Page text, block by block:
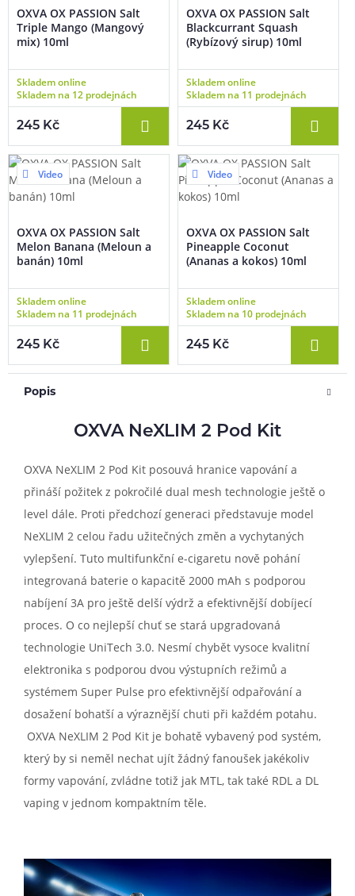
OXVA OX PASSION Salt
Triple Mango (Mangový
mix) 10ml
Skladem online
Skladem na 12 prodejnách
245 Kč
OXVA OX PASSION Salt
Blackcurrant Squash
(Rybízový sirup) 10ml
Skladem online
Skladem na 11 prodejnách
245 Kč
Video
OXVA OX PASSION Salt
Melon Banana (Meloun a
banán) 10ml
Skladem online
Skladem na 11 prodejnách
245 Kč
Video
OXVA OX PASSION Salt
Pineapple Coconut
(Ananas a kokos) 10ml
Skladem online
Skladem na 10 prodejnách
245 Kč
Popis
OXVA NeXLIM 2 Pod Kit
OXVA NeXLIM 2 Pod Kit posouvá hranice vapování a
přináší požitek z pokročilé dual mesh technologie ještě o
level dále. Proti předchozí generaci představuje model
NeXLIM 2 celou řadu užitečných změn a vychytaných
vylepšení. Tuto multifunkční e-cigaretu nově pohání
integrovaná baterie o kapacitě 2000 mAh s podporou
nabíjení 3A pro ještě delší výdrž a efektivnější dobíjecí
proces. O co nejlepší chuť se stará upgradovaná
technologie UniTech 3.0. Nesmí chybět vysoce kvalitní
elektronika s podporou dvou výstupních režimů a
systémem Super Pulse pro efektivnější odpařování a
dosažení bohatší a výraznější chuti při každém potahu.
OXVA NeXLIM 2 Pod Kit je bohatě vybavený pod systém,
který by si neměl nechat ujít žádný fanoušek jakékoliv
formy vapování, zvládne totiž jak MTL, tak také RDL a DL
vaping v jednom kompaktním těle.